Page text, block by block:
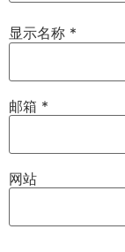
显示名称 *
邮箱 *
网站